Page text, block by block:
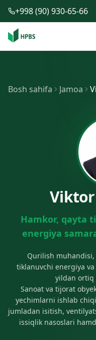
Tarkibga o'tish
+998 (90) 930-65-66
Bosh sahifa Jamoa
Hamkor, qayta
energiya
Qurilish
tiklanuvchi energiya
yildan ortiq
Sanoat va tijorat
yechimlarni ishlab
jumladan isitish,
issiqlik nasoslari